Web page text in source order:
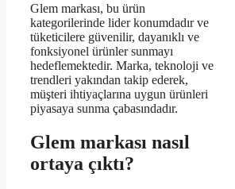
Glem markası, bu ürün
kategorilerinde lider konumdadır ve
tüketicilere güvenilir, dayanıklı ve
fonksiyonel ürünler sunmayı
hedeflemektedir. Marka, teknoloji ve
trendleri yakından takip ederek,
müşteri ihtiyaçlarına uygun ürünleri
piyasaya sunma çabasındadır.
Glem markası nasıl
ortaya çıktı?